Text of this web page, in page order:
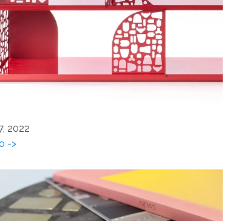
2022
->